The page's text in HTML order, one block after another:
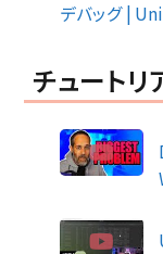
デバッグ |
チュート